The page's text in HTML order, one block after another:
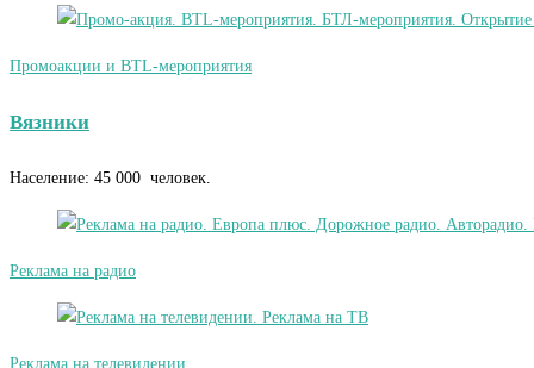
Промоакции и BTL-мероприятия
Вязники
Население: 45 000 человек.
Реклама на радио
Реклама на телевидении